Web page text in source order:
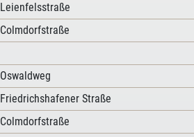
Leienfelsstraße
Colmdorfstraße
Oswaldweg
Friedrichshafener Straße
Colmdorfstraße